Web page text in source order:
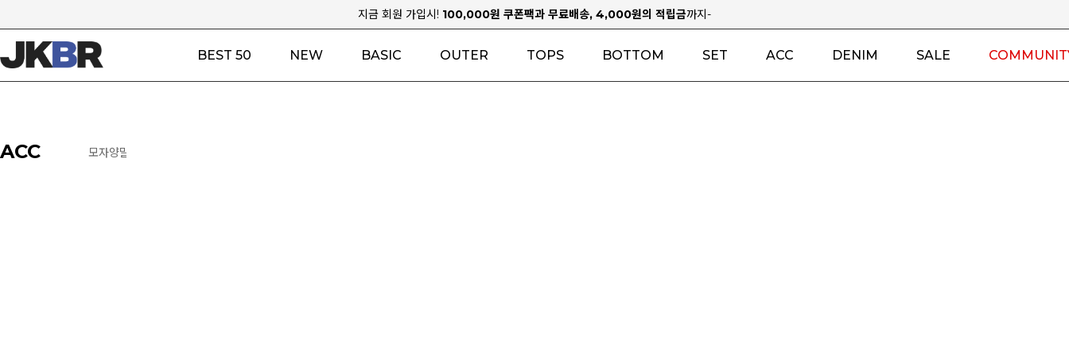
지금 회원 가입시! 100,000원 쿠폰팩과 무료배송, 4,000원의 적립금까지-
BEST 50 NEW BASIC OUTER TOPS BOTTOM SET ACC DENIM SALE
ACC 모자양말